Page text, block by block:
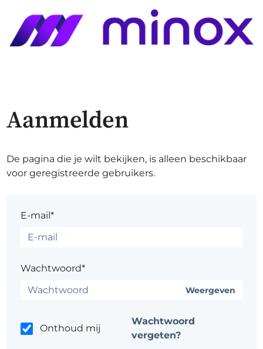
Aanmelden
De pagina die je wilt bekijken, is alleen beschikbaar
voor geregistreerde gebruikers.
E-mail*
Wachtwoord*
Weergeven
Onthoud mij
Wachtwoord
vergeten?